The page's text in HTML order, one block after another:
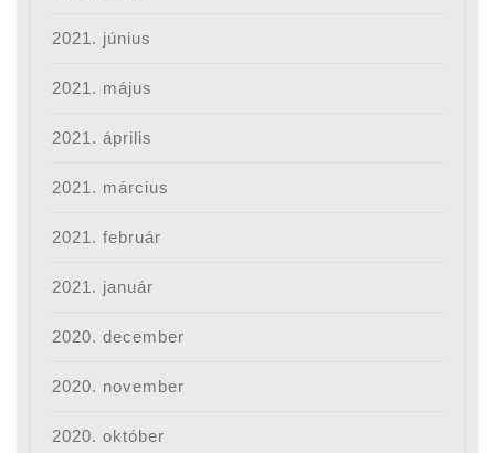
2021. június
2021. május
2021. április
2021. március
2021. február
2021. január
2020. december
2020. november
2020. október